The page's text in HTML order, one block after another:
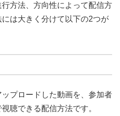
方法、方向性によって配信方
は大きく分けて以下の2つが
プロードした動画を、参加者
聴できる配信方法です。